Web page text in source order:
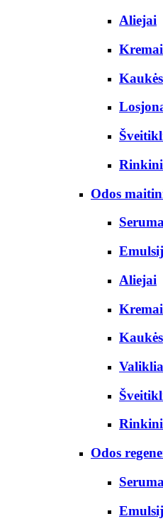
Aliejai
Kremai
Kaukės
Odos
Aliejai
Kremai
Kaukės
Odos